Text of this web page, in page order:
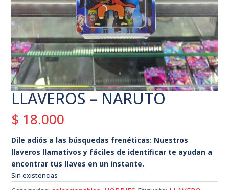
LLAVEROS – NARUTO
$ 18.000
Dile adiós a las búsquedas frenéticas: Nuestros
llaveros llamativos y fáciles de identificar te ayudan a
encontrar tus llaves en un instante.
Sin existencias